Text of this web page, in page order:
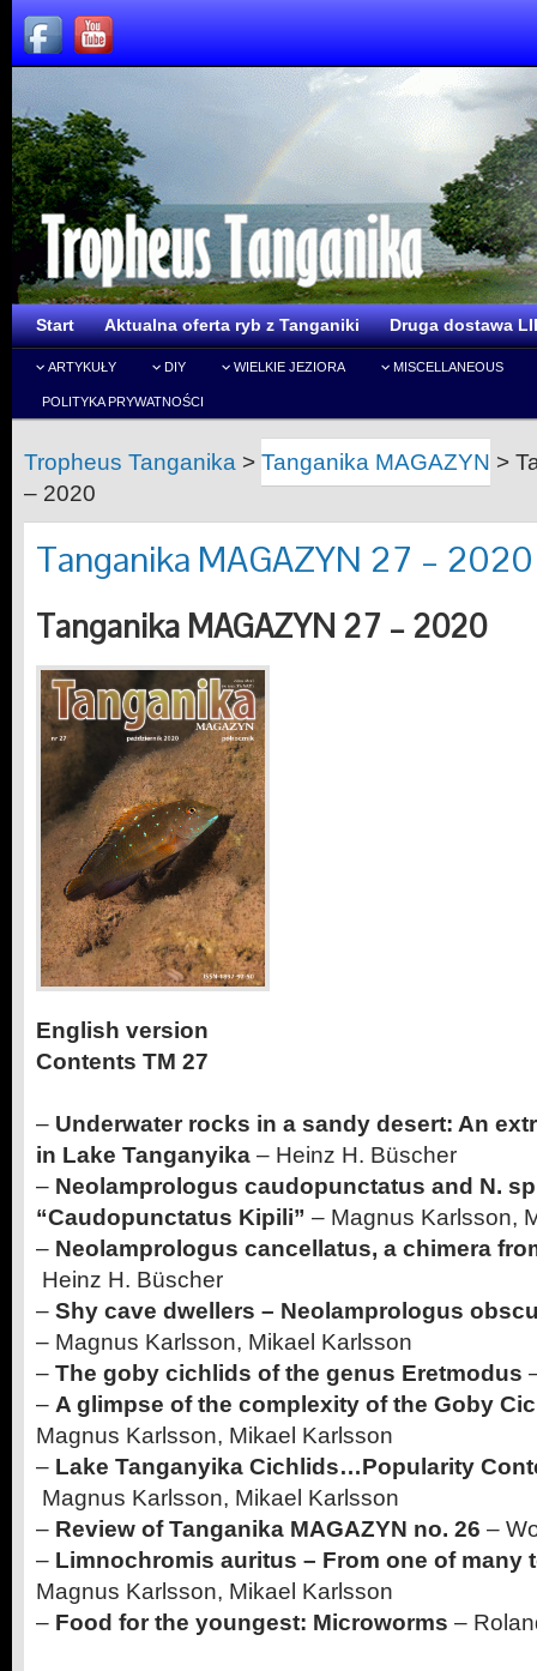
Start Aktualna oferta ryb z Tanganiki Druga dostawa
ARTYKUŁY DIY WIELKIE JEZIORA MISCELLANEOUS
POLITYKA PRYWATNOŚCI
Tropheus Tanganika > Tanganika MAGAZYN >
– 2020
Tanganika MAGAZYN 27 – 2020
Tanganika MAGAZYN 27 – 2020
English version
Contents TM 27
– Underwater rocks in a sandy desert: An
in Lake Tanganyika – Heinz H. Büscher
– Neolamprologus caudopunctatus and N.
“Caudopunctatus Kipili” – Magnus Karlsson,
– Neolamprologus cancellatus, a chimera
Heinz H. Büscher
– Shy cave dwellers – Neolamprologus
– Magnus Karlsson, Mikael Karlsson
– The goby cichlids of the genus Eretmodus
– A glimpse of the complexity of the Goby
Magnus Karlsson, Mikael Karlsson
– Lake Tanganyika Cichlids…Popularity
Magnus Karlsson, Mikael Karlsson
– Review of Tanganika MAGAZYN no. 26 –
– Limnochromis auritus – From one of many
Magnus Karlsson, Mikael Karlsson
– Food for the youngest: Microworms –